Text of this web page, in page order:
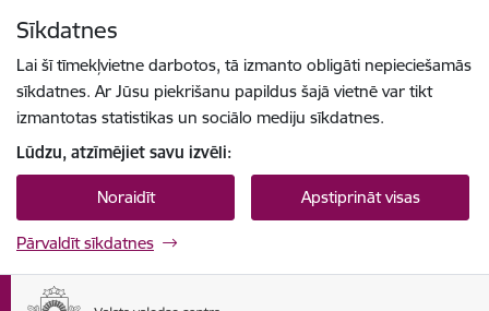
Sīkdatnes
Lai šī tīmekļvietne darbotos, tā izmanto obligāti nepieciešamās
sīkdatnes. Ar Jūsu piekrišanu papildus šajā vietnē var tikt
izmantotas statistikas un sociālo mediju sīkdatnes.
Lūdzu, atzīmējiet savu izvēli:
Noraidīt Apstiprināt visas
Pārvaldīt sīkdatnes